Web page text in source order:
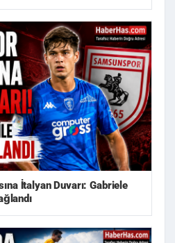
İtalyan Duvarı: Gabriele